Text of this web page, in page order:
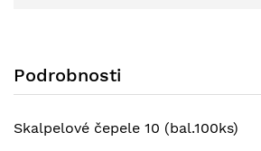
Podrobnosti
Skalpelové čepele 10 (bal.100ks)